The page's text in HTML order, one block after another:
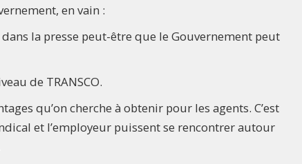
en vain :
la presse peut-être que le Gouvernement peut
de TRANSCO.
qu’on cherche à obtenir pour les agents. C’est
et l’employeur puissent se rencontrer autour